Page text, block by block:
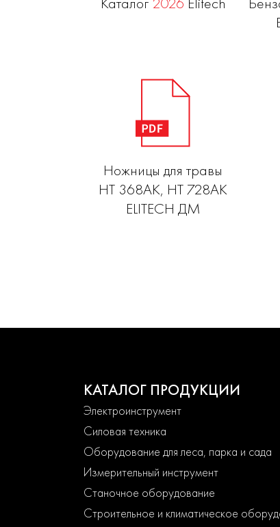
Ножницы для травы
НТ 368АК, НТ 728АК
ELITECH ДМ
КАТАЛОГ ПРОДУКЦИИ
Электроинструмент
Силовая техника
Оборудование для леса, парка и сада
Измерительный инструмент
Станочное оборудование
Строительное и климатическое